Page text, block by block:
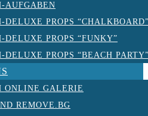
AUFGABEN
DELUXE PROPS
DELUXE PROPS “FUNKY”
DELUXE PROPS “BEACH
ONLINE GALERIE
REMOVE.BG